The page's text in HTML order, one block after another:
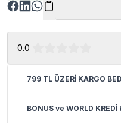
0.0
799 TL ÜZERİ KARGO
BONUS ve WORLD